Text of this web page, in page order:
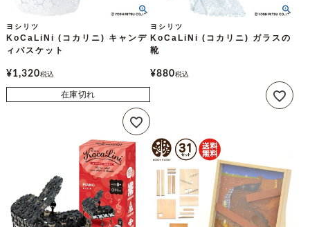
ヨシリツ
KoCaLiNi (コカリニ) キャンデ
ィバスケット
¥1,320税込
在庫切れ
ヨシリツ
KoCaLiNi (コカリニ) ガラスの
靴
¥880税込